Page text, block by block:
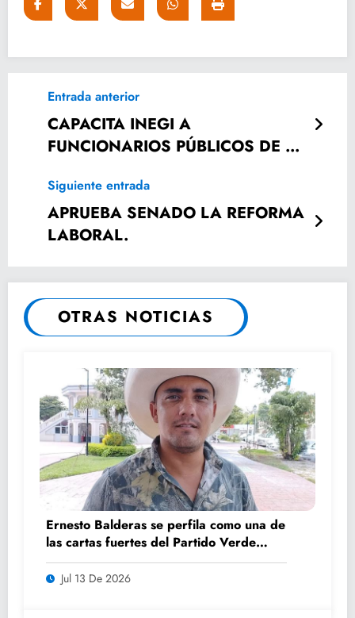
Entrada anterior
CAPACITA INEGI A
FUNCIONARIOS PÚBLICOS DE LA
Siguiente entrada
APRUEBA SENADO LA REFORMA
LABORAL.
OTRAS NOTICIAS
Ernesto Balderas se perfila como una de
las cartas fuertes del Partido Verde
rumbo a las próximas elecciones
Jul 13 De 2026